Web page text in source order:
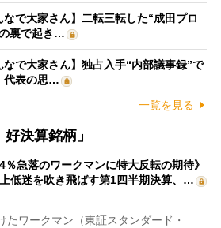
なで大家さん】二転三転した“成田プロ
裏で起き…
なで大家さん】独占入手“内部議事録”で
代表の思…
一覧を見る
決算銘柄」
％急落のワークマンに特大反転の期待》
低迷を吹き飛ばす第1四半期決算、…
ワークマン（東証スタンダード・